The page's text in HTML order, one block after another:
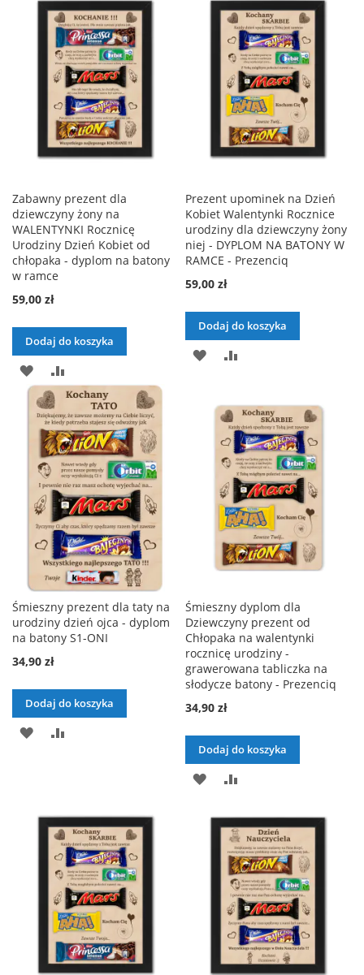
Zabawny prezent dla
dziewczyny żony na
WALENTYNKI Rocznicę
Urodziny Dzień Kobiet od
chłopaka - dyplom na batony
w ramce
59,00 zł
Dodaj do koszyka
DODAJ
DO
LISTY
ŻYCZEŃ
Prezent upominek na Dzień
Kobiet Walentynki Rocznice
urodziny dla dziewczyny żony
niej - DYPLOM NA BATONY W
RAMCE - Prezenciq
59,00 zł
Dodaj do koszyka
DODAJ
LISTY
ŻYCZEŃ
Śmieszny prezent dla taty na
urodziny dzień ojca - dyplom
na batony S1-ONI
34,90 zł
Dodaj do koszyka
DODAJ
ŻYCZEŃ
Śmieszny dyplom dla
Dziewczyny prezent od
Chłopaka na walentynki
rocznicę urodziny -
grawerowana tabliczka na
słodycze batony - Prezenciq
34,90 zł
Dodaj do koszyka
DODAJ
LISTY
ŻYCZEŃ